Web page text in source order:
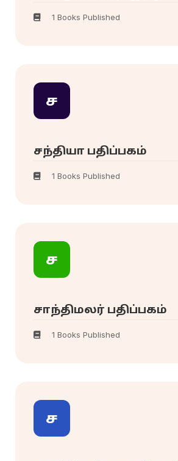
1 Books Published
ச
சந்தியா பதிப்பகம்
1 Books Published
ச
சாந்திமலர் பதிப்பகம்
1 Books Published
ச